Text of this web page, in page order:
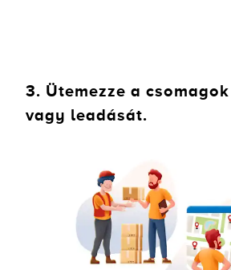
3. Ütemezze a
vagy leadását.